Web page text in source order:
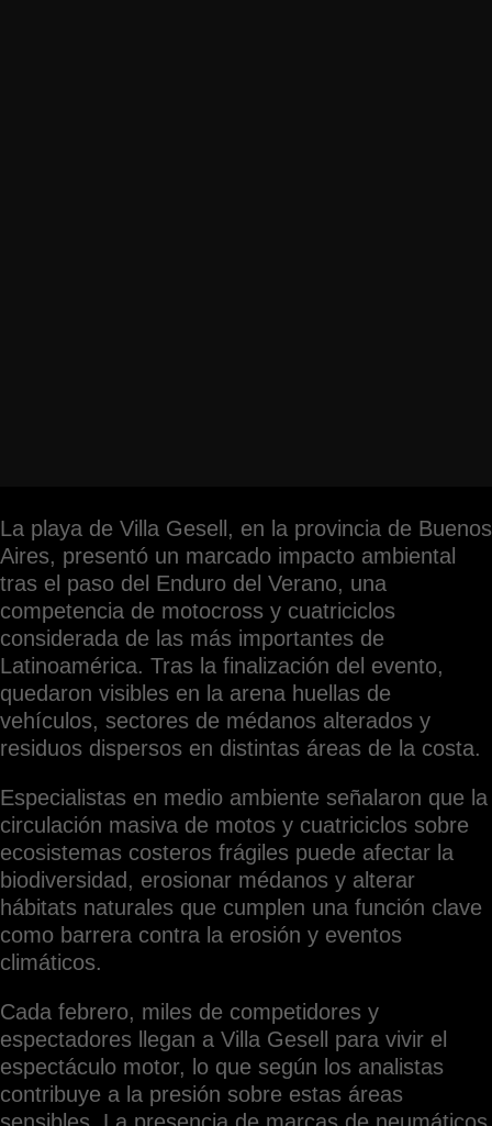
La playa de Villa Gesell, en la provincia de Buenos
Aires, presentó un marcado impacto ambiental
tras el paso del Enduro del Verano, una
competencia de motocross y cuatriciclos
considerada de las más importantes de
Latinoamérica. Tras la finalización del evento,
quedaron visibles en la arena huellas de
vehículos, sectores de médanos alterados y
residuos dispersos en distintas áreas de la costa.
Especialistas en medio ambiente señalaron que la
circulación masiva de motos y cuatriciclos sobre
ecosistemas costeros frágiles puede afectar la
biodiversidad, erosionar médanos y alterar
hábitats naturales que cumplen una función clave
como barrera contra la erosión y eventos
climáticos.
Cada febrero, miles de competidores y
espectadores llegan a Villa Gesell para vivir el
espectáculo motor, lo que según los analistas
contribuye a la presión sobre estas áreas
sensibles. La presencia de marcas de neumáticos